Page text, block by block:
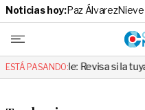
Noticias hoy:Paz ÁlvarezNieve
ESTÁ PASANDO:
Revisa si la tuya está en la lista